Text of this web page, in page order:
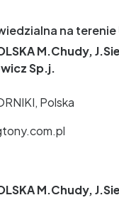
na terenie
M.Chudy,
Sp.j.
Polska
M.Chudy,